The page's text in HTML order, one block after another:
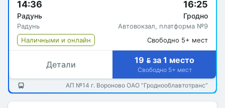
14:36
Радунь
Радунь
16:25
Гродно
Автовокзал, платформа №9
Наличными и онлайн
Свободно 5+ мест
Детали 19  за 1 место
Свободно 5+ мест
АП №14 г. Вороново ОАО “Гроднооблавтотранс”